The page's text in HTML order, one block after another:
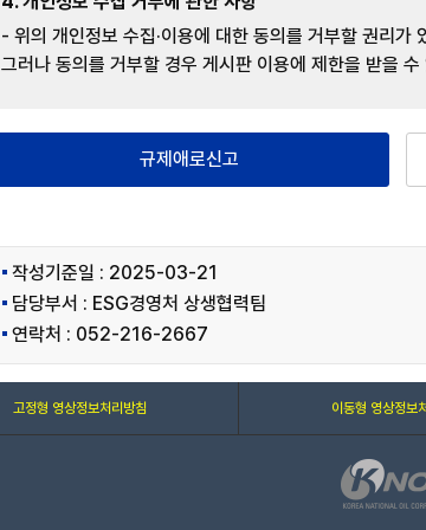
- 위의 개인정보 수집·이용에 대한 동의를 거부할 권리가
그러나 동의를 거부할 경우 게시판 이용에 제한을 받을 수
규제애로신고
작성기준일 : 2025-03-21
담당부서 : ESG경영처 상생협력팀
연락처 : 052-216-2667
고정형 영상정보처리방침 이동형 영상정보